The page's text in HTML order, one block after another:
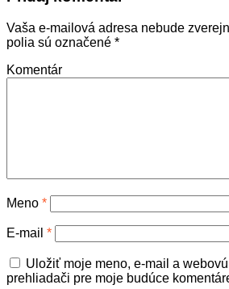
Vaša e-mailová adresa nebude
polia sú označené *
Komentár
Meno *
E-mail *
Uložiť moje meno, e-mail a
prehliadači pre moje budúce